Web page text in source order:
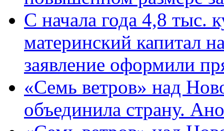
С начала года 4,8 тыс.
материнский капитал
заявление оформили
«Семь ветров» над
объединила страну.